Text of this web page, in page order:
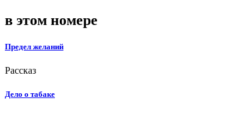
в этом номере
Предел желаний
Рассказ
Дело о табаке